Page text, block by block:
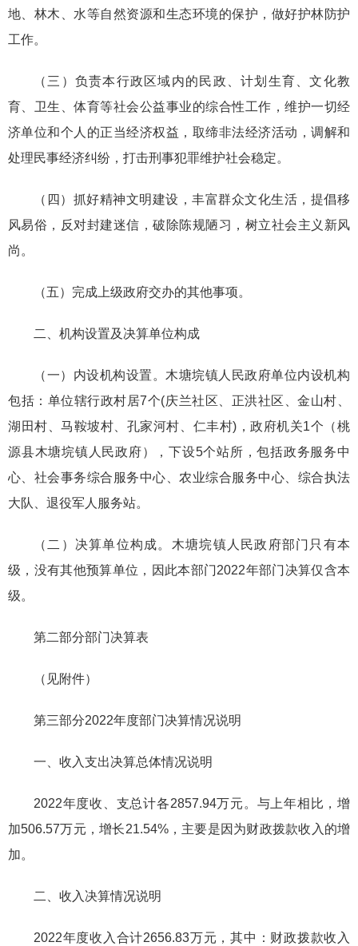
地、林木、水等自然资源和生态环境的保护，做好护林防护
工作。
（三）负责本行政区域内的民政、计划生育、文化教
育、卫生、体育等社会公益事业的综合性工作，维护一切经
济单位和个人的正当经济权益，取缔非法经济活动，调解和
处理民事经济纠纷，打击刑事犯罪维护社会稳定。
（四）抓好精神文明建设，丰富群众文化生活，提倡移
风易俗，反对封建迷信，破除陈规陋习，树立社会主义新风
尚。
（五）完成上级政府交办的其他事项。
二、机构设置及决算单位构成
（一）内设机构设置。木塘垸镇人民政府单位内设机构
包括：单位辖行政村居7个(庆兰社区、正洪社区、金山村、
湖田村、马鞍坡村、孔家河村、仁丰村)，政府机关1个（桃
源县木塘垸镇人民政府），下设5个站所，包括政务服务中
心、社会事务综合服务中心、农业综合服务中心、综合执法
大队、退役军人服务站。
（二）决算单位构成。木塘垸镇人民政府部门只有本
级，没有其他预算单位，因此本部门2022年部门决算仅含本
级。
第二部分部门决算表
（见附件）
第三部分2022年度部门决算情况说明
一、收入支出决算总体情况说明
2022年度收、支总计各2857.94万元。与上年相比，增
加506.57万元，增长21.54%，主要是因为财政拨款收入的增
加。
二、收入决算情况说明
2022年度收入合计2656.83万元，其中：财政拨款收入